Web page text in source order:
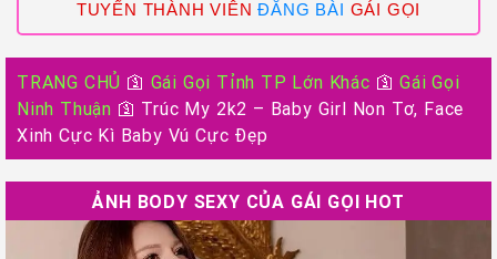
TUYỂN THÀNH VIÊNĐĂNG BÀI GÁI GỌI
TRANG CHỦ 🛐 Gái Gọi Tỉnh TP Lớn Khác 🛐Gái Gọi
Ninh Thuận 🛐 Trúc My 2k2 – Baby Girl Non Tơ, Face
Xinh Cực Kì Baby Vú Cực Đẹp
ẢNH BODY SEXY CỦA GÁI GỌI HOT